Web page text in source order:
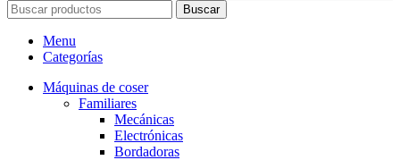
Buscar
Menu
Categorías
Máquinas de coser
Familiares
Mecánicas
Electrónicas
Bordadoras